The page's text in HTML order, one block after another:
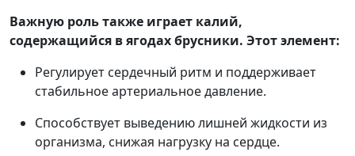
Важную роль также играет калий,
содержащийся в ягодах брусники. Этот элемент:
Регулирует сердечный ритм и поддерживает
стабильное артериальное давление.
Способствует выведению лишней жидкости из
организма, снижая нагрузку на сердце.